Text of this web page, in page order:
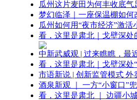
瓜州这片麦田为何丰收底气
梦幻临泽｜一座保温棚如何
瓜州如何用“夜市经济”激活
看，这里是肃北｜戈壁深处
中新武威观 | 过来瞧瞧，最
看，这里是肃北｜戈壁深处
市语新说 | 创新监管模式 外
酒泉新观 ｜ 一方“小窗口”
看，这里是肃北 ｜ 边疆小